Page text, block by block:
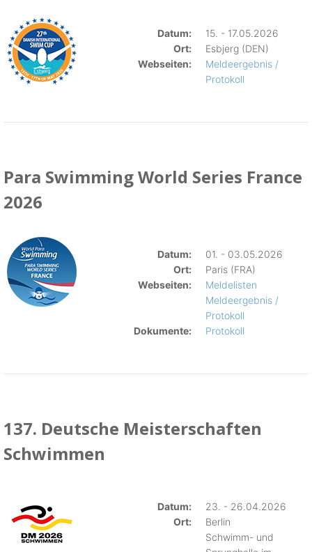
Datum:
15. - 17.05.2026
Ort:
Esbjerg (DEN)
Webseiten:
Meldeergebnis /
Protokoll
Para Swimming World Series France
2026
Datum:
01. - 03.05.2026
Ort:
Paris (FRA)
Webseiten:
Meldelisten
Meldeergebnis /
Protokoll
Dokumente:
Protokoll
137. Deutsche Meisterschaften
Schwimmen
Datum:
23. - 26.04.2026
Ort:
Berlin
Schwimm- und